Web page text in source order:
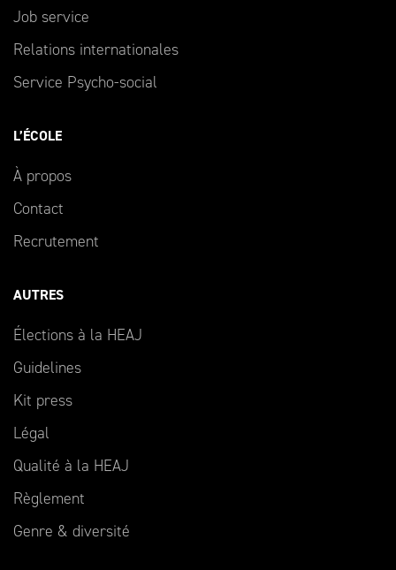
Job service
Relations internationales
Service Psycho-social
L’ÉCOLE
À propos
Contact
Recrutement
AUTRES
Élections à la HEAJ
Guidelines
Kit press
Légal
Qualité à la HEAJ
Règlement
Genre & diversité